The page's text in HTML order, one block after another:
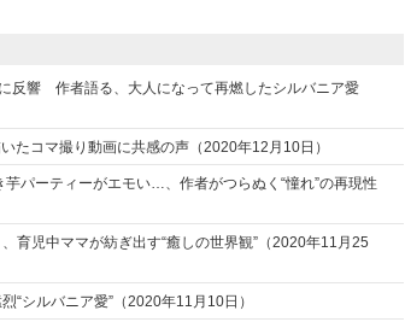
反響 作者語る、大人になって再燃したシルバニア愛
たコマ撮り動画に共感の声（2020年12月10日）
パーティーがエモい…、作者がつらぬく“憧れ”の再現性
育児中ママが紡ぎ出す“癒しの世界観”（2020年11月25
シルバニア愛”（2020年11月10日）